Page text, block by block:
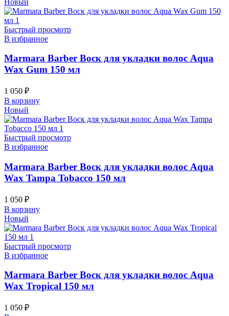
Быстрый просмотр
В избранное
Marmara Barber Воск для укладки волос Aqua
Wax Gum 150 мл
1 050 ₽
В корзину
Новый
Быстрый просмотр
В избранное
Marmara Barber Воск для укладки волос Aqua
Wax Tampa Tobacco 150 мл
1 050 ₽
В корзину
Новый
Быстрый просмотр
В избранное
Marmara Barber Воск для укладки волос Aqua
Wax Tropical 150 мл
1 050 ₽